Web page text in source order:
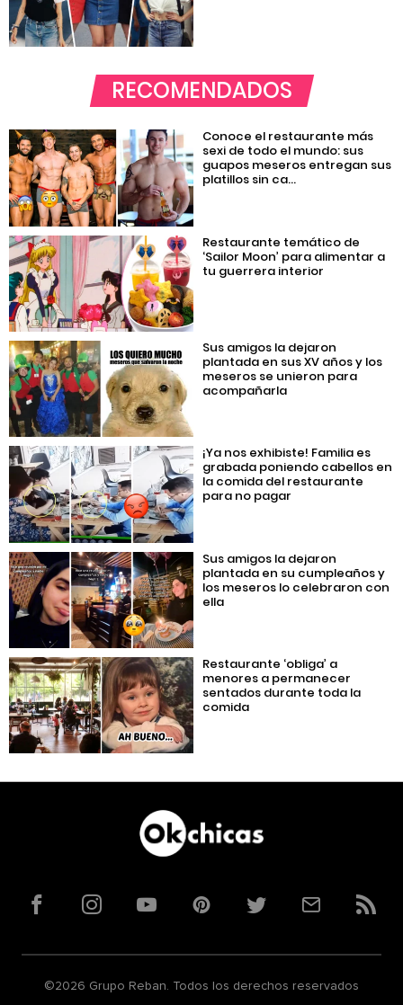
RECOMENDADOS
Conoce el restaurante más
sexi de todo el mundo: sus
guapos meseros entregan sus
platillos sin ca...
Restaurante temático de
‘Sailor Moon’ para alimentar a
tu guerrera interior
Sus amigos la dejaron
plantada en sus XV años y los
meseros se unieron para
acompañarla
¡Ya nos exhibiste! Familia es
grabada poniendo cabellos en
la comida del restaurante
para no pagar
Sus amigos la dejaron
plantada en su cumpleaños y
los meseros lo celebraron con
ella
Restaurante ‘obliga’ a
menores a permanecer
sentados durante toda la
comida
FacebookInstagramYouTubePinterestTwitterCorreoRSS
©2026 Grupo Reban. Todos los derechos reservados